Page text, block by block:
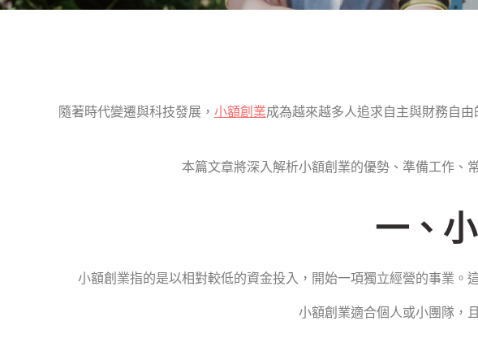
隨著時代變遷與科技發展， 小額創業成為越來越多人追求自主與財務自
本篇文章將深入解析小額創業的優勢、準備工作、
一、
小額創業指的是以相對較低的資金投入，開始一項獨立經營的事業。
小額創業適合個人或小團隊，